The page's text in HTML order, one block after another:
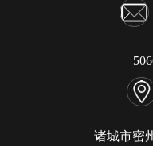
诸城市密